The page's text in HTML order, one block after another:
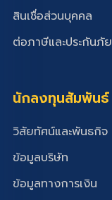
สินเชื่อส่วนบุคคล
ต่อภาษีและประกันภัย
นักลงทุนสัมพันธ์
วิสัยทัศน์และพันธกิจ
ข้อมูลบริษัท
ข้อมูลทางการเงิน